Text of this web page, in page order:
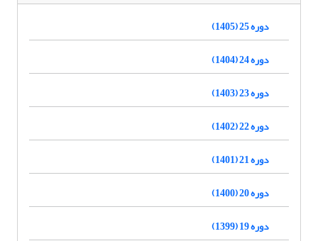
دوره 25 (1405)
دوره 24 (1404)
دوره 23 (1403)
دوره 22 (1402)
دوره 21 (1401)
دوره 20 (1400)
دوره 19 (1399)